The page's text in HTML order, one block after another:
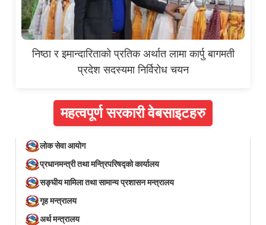
निष्ठा र इमान्दारिताको प्रतिक अर्थात लामा कार्पु बागमती
प्रदेश सदस्यमा निर्विरोध चयन
महत्वपूर्ण सरकारी वेबसाइटहरु
लोक सेवा आयोग
प्रधानमन्त्री तथा मन्त्रिपरिषद्को कार्यालय
सङ्घीय मामिला तथा सामान्य प्रशासन मन्त्रालय
गृह मन्त्रालय
अर्थ मन्त्रालय